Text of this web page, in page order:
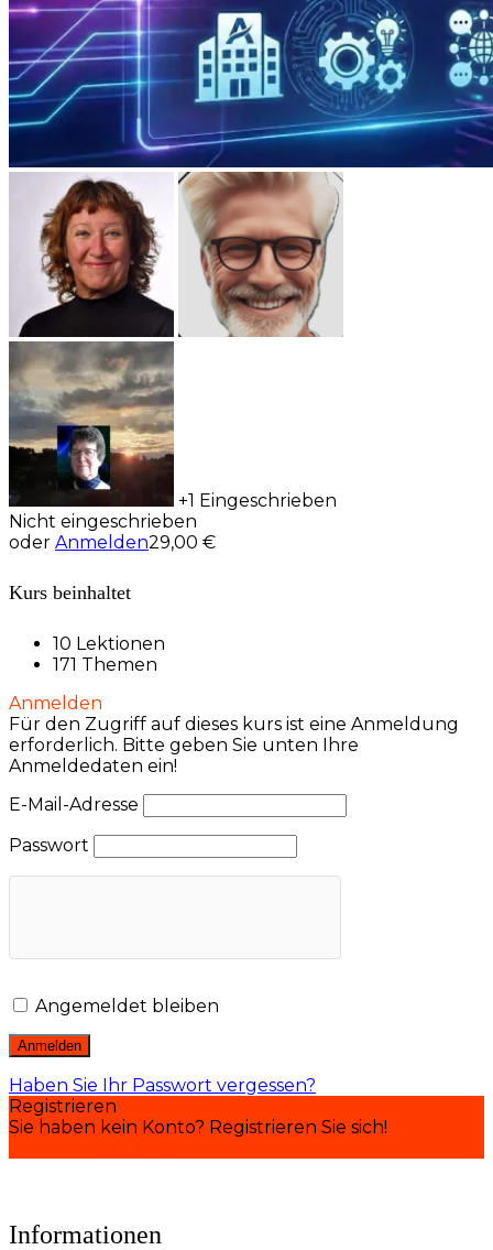
+1 Eingeschrieben
Nicht eingeschrieben
oder Anmelden29,00 €
Kurs beinhaltet
10 Lektionen
171 Themen
Anmelden
Für den Zugriff auf dieses kurs ist eine Anmeldung
erforderlich. Bitte geben Sie unten Ihre
Anmeldedaten ein!
E-Mail-Adresse
Passwort
Angemeldet bleiben
Haben Sie Ihr Passwort vergessen?
Registrieren
Sie haben kein Konto? Registrieren Sie sich!
Informationen